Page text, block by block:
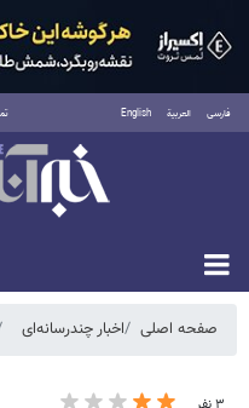
فارسی العربية English
یکشنبه ۱۸ مرداد ۱۴۰۵
صفحه اصلی اخبار چندرسانه‌ای